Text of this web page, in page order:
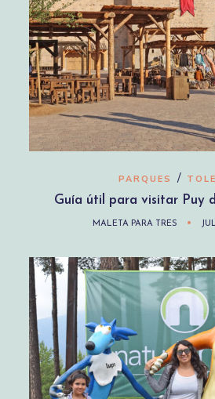
PARQUES /
Guía útil para visitar Puy
MALETA PARA TRES